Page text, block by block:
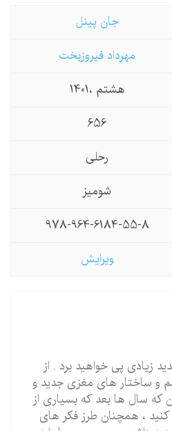
جان پینل
مهرداد فیروزبخت
هشتم ،1401
656
رحلی
شومیز
978-964-6184-55-8
ویرایش
پی خواهید برد . از
ساختار های مغزی جدید و
سال ها بعد که بسیاری از
، همچنان طرز فکر های